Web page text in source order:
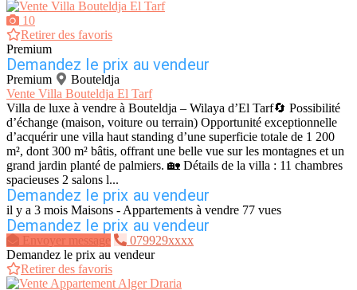
10
Retirer des favoris
Premium
Demandez le prix au vendeur
Premium
Bouteldja
Vente Villa Bouteldja El Tarf
Villa de luxe à vendre à Bouteldja – Wilaya d’El Tarf🔄 Possibilité
d’échange (maison, voiture ou terrain) Opportunité exceptionnelle
d’acquérir une villa haut standing d’une superficie totale de 1 200
m², dont 300 m² bâtis, offrant une belle vue sur les montagnes et un
grand jardin planté de palmiers. 🏡 Détails de la villa : 11 chambres
spacieuses 2 salons l...
Demandez le prix au vendeur
il y a 3 mois Maisons - Appartements à vendre 77 vues
Demandez le prix au vendeur
Envoyer message
079929xxxx
Demandez le prix au vendeur
Retirer des favoris